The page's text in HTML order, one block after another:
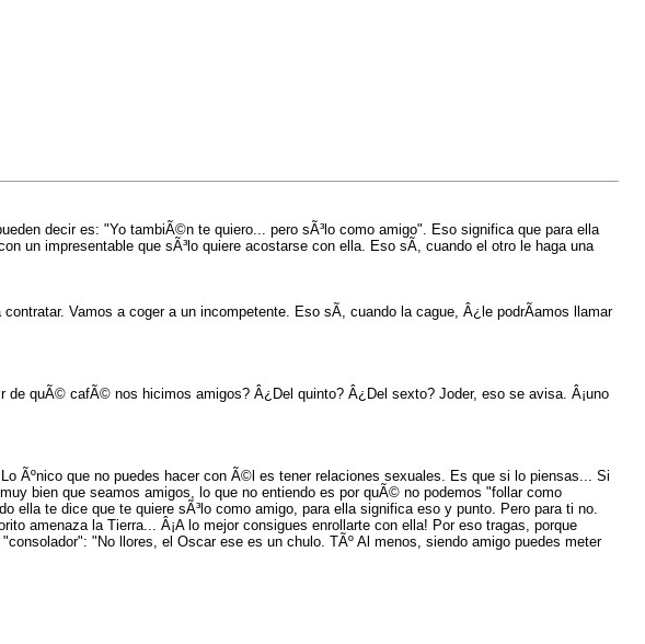
decir es: "Yo tambiÃ©n te quiero... pero sÃ³lo como amigo". Eso significa que para ella
un impresentable que sÃ³lo quiere acostarse con ella. Eso sÃ­, cuando el otro le haga una
Vamos a coger a un incompetente. Eso sÃ­, cuando la cague, Â¿le podrÃ­amos llamar
quÃ© cafÃ© nos hicimos amigos? Â¿Del quinto? Â¿Del sexto? Joder, eso se avisa. Â¡uno
Ãºnico que no puedes hacer con Ã©l es tener relaciones sexuales. Es que si lo piensas... Si
bien que seamos amigos, lo que no entiendo es por quÃ© no podemos "follar como
ella te dice que te quiere sÃ³lo como amigo, para ella significa eso y punto. Pero para ti no.
amenaza la Tierra... Â¡A lo mejor consigues enrollarte con ella! Por eso tragas, porque
"No llores, el Oscar ese es un chulo. TÃº Al menos, siendo amigo puedes meter